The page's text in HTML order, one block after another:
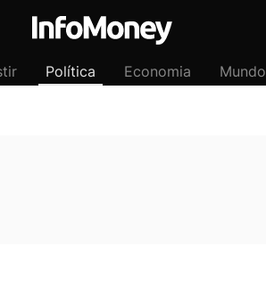
Política Economia Mundo